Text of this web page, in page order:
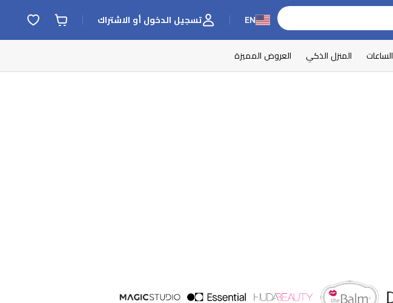
EN تسجيل الدخول أو الاشتراك
الساعات المنزل الذكي العروض المميزة